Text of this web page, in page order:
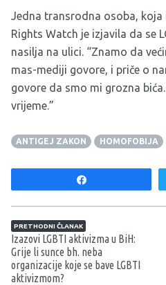
Jedna transrodna osoba, koja
Rights Watch je izjavila da se
nasilja na ulici. “Znamo da
mas-mediji govore, i priče o
govore da smo mi grozna
vrijeme.”
ANTIGEJ ZAKON HOMOFOBIJA
Navigacija članaka
PRETHODNI ČLANAK
Izazovi LGBTI aktivizma u BiH:
Grije li sunce bh. neba
organizacije koje se bave LGBTI
aktivizmom?